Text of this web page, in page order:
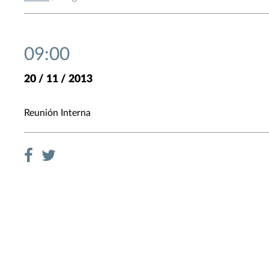
09:00
20 / 11 / 2013
Reunión Interna